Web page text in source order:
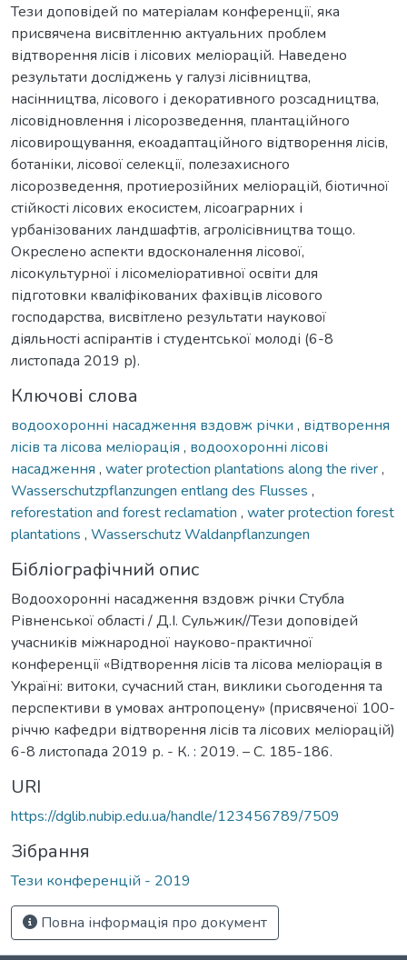
Тези доповідей по матеріалам конференції, яка
присвячена висвітленню актуальних проблем
відтворення лісів і лісових меліорацій. Наведено
результати досліджень у галузі лісівництва,
насінництва, лісового і декоративного розсадництва,
лісовідновлення і лісорозведення, плантаційного
лісовирощування, екоадаптаційного відтворення лісів,
ботаніки, лісової селекції, полезахисного
лісорозведення, протиерозійних меліорацій, біотичної
стійкості лісових екосистем, лісоаграрних і
урбанізованих ландшафтів, агролісівництва тощо.
Окреслено аспекти вдосконалення лісової,
лісокультурної і лісомеліоративної освіти для
підготовки кваліфікованих фахівців лісового
господарства, висвітлено результати наукової
діяльності аспірантів і студентської молоді (6-8
листопада 2019 р).
Ключові слова
водоохоронні насадження вздовж річки , відтворення
лісів та лісова меліорація , водоохоронні лісові
насадження , water protection plantations along the river,
Wasserschutzpflanzungen entlang des Flusses ,
reforestation and forest reclamation , water protection forest
plantations , Wasserschutz Waldanpflanzungen
Бібліографічний опис
Водоохоронні насадження вздовж річки Стубла
Рівненської області / Д.І. Сульжик//Тези доповідей
учасників міжнародної науково-практичної
конференції «Відтворення лісів та лісова меліорація в
Україні: витоки, сучасний стан, виклики сьогодення та
перспективи в умовах антропоцену» (присвяченої 100-
річчю кафедри відтворення лісів та лісових меліорацій)
6-8 листопада 2019 р. - К. : 2019. – С. 185-186.
URI
https://dglib.nubip.edu.ua/handle/123456789/7509
Зібрання
Тези конференцій - 2019
Повна інформація про документ